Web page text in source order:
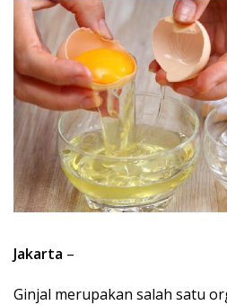
Jakarta –
Ginjal merupakan salah satu